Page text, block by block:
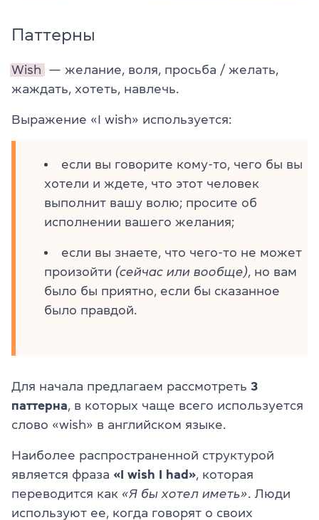
Паттерны
Wish
— желание, воля, просьба / желать,
жаждать, хотеть, навлечь.
Выражение «I wish» используется:
если вы говорите кому-то, чего бы вы
хотели и ждете, что этот человек
выполнит вашу волю; просите об
исполнении вашего желания;
если вы знаете, что чего-то не может
произойти (сейчас или вообще) , но вам
было бы приятно, если бы сказанное
было правдой.
Для начала предлагаем рассмотреть 3
паттерна , в которых чаще всего используется
слово «wish» в английском языке.
Наиболее распространенной структурой
является фраза «I wish I had» , которая
переводится как «Я бы хотел иметь» . Люди
используют ее, когда говорят о своих